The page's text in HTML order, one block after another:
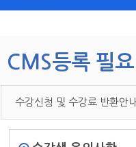
CMS등록 필요
수강신청 및 수강료 반환안내